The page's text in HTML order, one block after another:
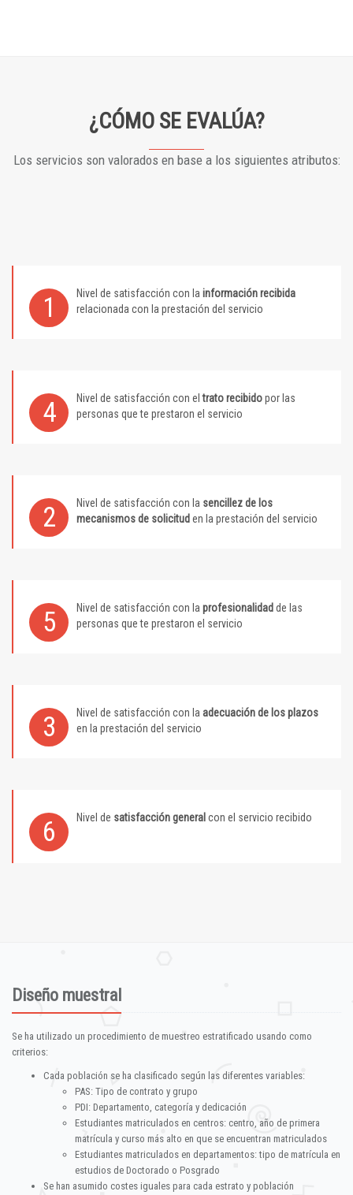
¿CÓMO SE EVALÚA?
Los servicios son valorados en base a los siguientes atributos:
1 Nivel de satisfacción con la información recibida
relacionada con la prestación del servicio
4 Nivel de satisfacción con eltrato recibidopor las
personas que te prestaron el servicio
2 Nivel de satisfacción con la sencillez de los
mecanismos de solicitud en la prestación del servicio
5 Nivel de satisfacción con la profesionalidad de las
personas que te prestaron el servicio
3 Nivel de satisfacción con la adecuación de los plazos
en la prestación del servicio
6 Nivel de satisfacción general con el servicio recibido
Diseño muestral
Se ha utilizado un procedimiento de muestreo estratificado usando como
criterios:
Cada población se ha clasificado según las diferentes variables:
PAS: Tipo de contrato y grupo
PDI: Departamento, categoría y dedicación
Estudiantes matriculados en centros: centro, año de primera
matrícula y curso más alto en que se encuentran matriculados
Estudiantes matriculados en departamentos: tipo de matrícula en
estudios de Doctorado o Posgrado
Se han asumido costes iguales para cada estrato y población